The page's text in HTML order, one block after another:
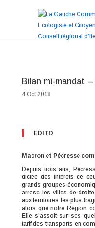
Bilan mi-mandat
4 Oct 2018
EDITO
Macron et Pécresse
Depuis trois ans,
dictée des intérêts de
grands groupes
arrose les villes de
aux territoires les plus
alors que notre Région
Elle s’assoit sur ses
tarif des transports en